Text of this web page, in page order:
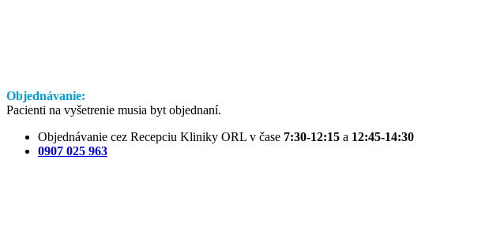
Objednávanie:
Pacienti na vyšetrenie musia byt objednaní.
Objednávanie cez Recepciu Kliniky ORL v čase 7:30-12:15 a 12:45-14:30
0907 025 963